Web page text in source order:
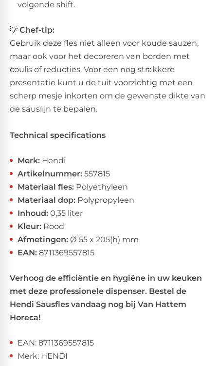
volgende shift.
💡Chef-tip:
​Gebruik deze fles niet alleen voor koude sauzen,
maar ook voor het decoreren van borden met
coulis of reducties. Voor een nog strakkere
presentatie kunt u de tuit voorzichtig met een
scherp mesje inkorten om de gewenste dikte van
de sauslijn te bepalen.
Technical specifications
Merk: Hendi
Artikelnummer: 557815
Materiaal fles: Polyethyleen
Materiaal dop: Polypropyleen
Inhoud: 0,35 liter
Kleur: Rood
Afmetingen: Ø 55 x 205(h) mm
EAN: 8711369557815
Verhoog de efficiëntie en hygiëne in uw keuken
met deze professionele dispenser. Bestel de
Hendi Sausfles vandaag nog bij Van Hattem
Horeca!
EAN: 8711369557815
Merk: HENDI